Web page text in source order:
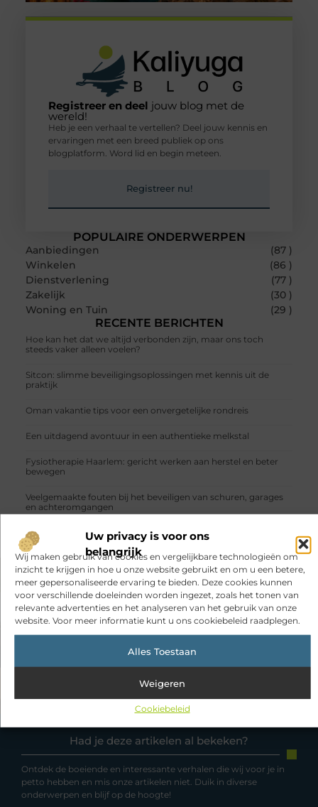
Uw privacy is voor ons
belangrijk
Wij maken gebruik van cookies en vergelijkbare technologieën om
inzicht te krijgen in hoe u onze website gebruikt en om u een betere,
meer gepersonaliseerde ervaring te bieden. Deze cookies kunnen
voor verschillende doeleinden worden ingezet, zoals het tonen van
relevante advertenties en het analyseren van het gebruik van onze
website. Voor meer informatie kunt u ons cookiebeleid raadplegen.
Alles Toestaan
Weigeren
Cookiebeleid
POPULAIRE ONDERWERPEN
Aanbiedingen
(87 )
Winkelen
(86 )
Dienstverlening
(77 )
Zakelijk
(30 )
Woning en Tuin
(29 )
RECENTE BERICHTEN
Hoe kan het dat we altijd verbonden zijn, maar ons toch
steeds vaker alleen voelen?
Sitcon: slimme beveiligingsoplossingen met kennis uit de
praktijk
Oman vakantie tips voor een onvergetelijke rondreis
Een uitdagend avontuur in een authentieke melkstal
Fysiotherapie Haarlem: gericht werken aan herstel en beter
bewegen
Veelgemaakte fouten bij het beveiligen van schuren, garages
en achteromgangen
Registreer en deel jouw blog met de
wereld!
Heb je een verhaal te vertellen? Deel jouw kennis en
ervaringen met een breed publiek op ons
blogplatform. Word lid en begin meteen.
Registreer nu!
Had je deze artikelen al bekeken?
Ontdek de boeiende en interessante verhalen die wij voor je in
petto hebben en mis onze artikelen niet. Duik in diverse
onderwerpen en blijf op de hoogte!
VORIGE
Ontdek de Sfeervolle Woonwinkel in Middelburg
VOLGENDE
Productief buiten de deur werken? Dit is wat de beste flexplek allemaal biedt